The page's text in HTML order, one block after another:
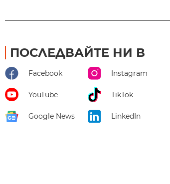
ПОСЛЕДВАЙТЕ НИ В
Facebook Instagram
YouTube TikTok
Google News LinkedIn